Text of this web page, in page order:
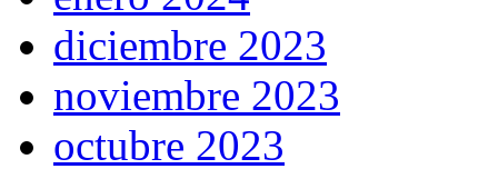
diciembre 2023
noviembre 2023
octubre 2023